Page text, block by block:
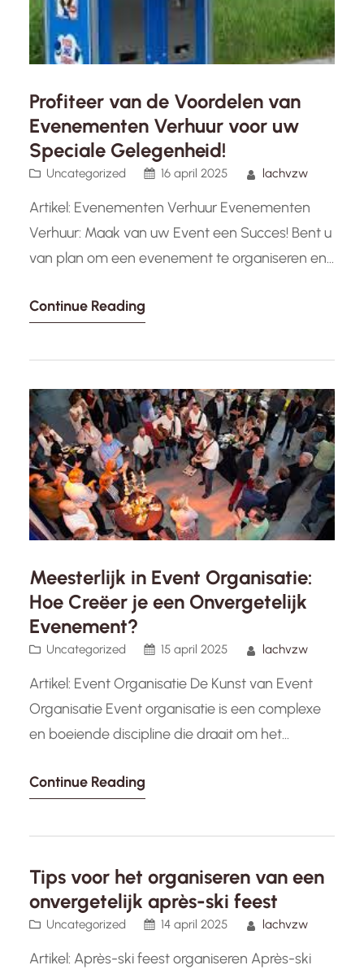
Profiteer van de Voordelen van
Evenementen Verhuur voor uw
Speciale Gelegenheid!
Uncategorized 16 april 2025 lachvzw
Artikel: Evenementen Verhuur Evenementen
Verhuur: Maak van uw Event een Succes! Bent u
van plan om een evenement te organiseren en
te verrassen en te vermaken? Dan is
heeft! Of het nu gaat om een bedrijfsfeest,
Continue Reading
Meesterlijk in Event Organisatie:
Hoe Creëer je een Onvergetelijk
Evenement?
Uncategorized 15 april 2025 lachvzw
Artikel: Event Organisatie De Kunst van Event
Organisatie Event organisatie is een complexe
en boeiende discipline die draait om het
evenementen die een blijvende indruk
om een bedrijfsbijeenkomst, een bruiloft, een
van een evenement hangt af…
Continue Reading
Tips voor het organiseren van een
onvergetelijk après-ski feest
Uncategorized 14 april 2025 lachvzw
Artikel: Après-ski feest organiseren Après-ski